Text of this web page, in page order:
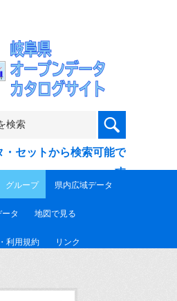
セットから検索可能で
す
グループ 県内広域データ
タ 地図で見る
利用規約 リンク